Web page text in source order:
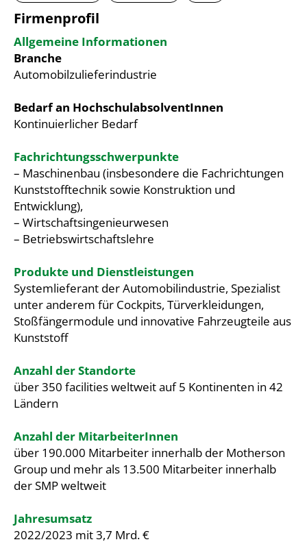
Firmenprofil
Allgemeine Informationen
Branche
Automobilzulieferindustrie
Bedarf an HochschulabsolventInnen
Kontinuierlicher Bedarf
Fachrichtungsschwerpunkte
– Maschinenbau (insbesondere die Fachrichtungen
Kunststofftechnik sowie Konstruktion und
Entwicklung),
– Wirtschaftsingenieurwesen
– Betriebswirtschaftslehre
Produkte und Dienstleistungen
Systemlieferant der Automobilindustrie, Spezialist
unter anderem für Cockpits, Türverkleidungen,
Stoßfängermodule und innovative Fahrzeugteile aus
Kunststoff
Anzahl der Standorte
über 350 facilities weltweit auf 5 Kontinenten in 42
Ländern
Anzahl der MitarbeiterInnen
über 190.000 Mitarbeiter innerhalb der Motherson
Group und mehr als 13.500 Mitarbeiter innerhalb
der SMP weltweit
Jahresumsatz
2022/2023 mit 3,7 Mrd. €